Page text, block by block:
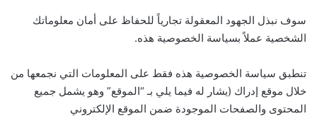
سوف نبذل الجهود المعقولة تجارياً للحفاظ على أمان معلوماتك
الشخصية عملاً بسياسة الخصوصية هذه.
تنطبق سياسة الخصوصية هذه فقط على المعلومات التي نجمعها من
خلال موقع إدراك (يشار له فيما يلي بـ “الموقع” وهو يشمل جميع
المحتوى والصفحات الموجودة ضمن الموقع الإلكتروني